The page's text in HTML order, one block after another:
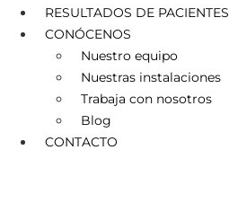
RESULTADOS DE PACIENTES
CONÓCENOS
Nuestro equipo
Nuestras instalaciones
Trabaja con nosotros
Blog
CONTACTO